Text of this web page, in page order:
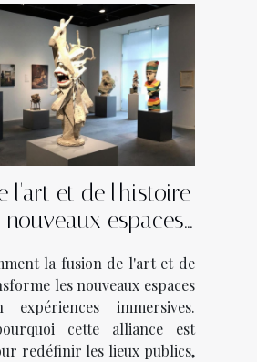
l'art et de l'histoire
nouveaux espaces
la fusion de l'art et de
les nouveaux espaces
immersives.
cette alliance est
redéfinir les lieux publics,